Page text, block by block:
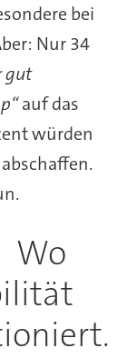
bei
Nur 34
gut
auf das
würden
Wo